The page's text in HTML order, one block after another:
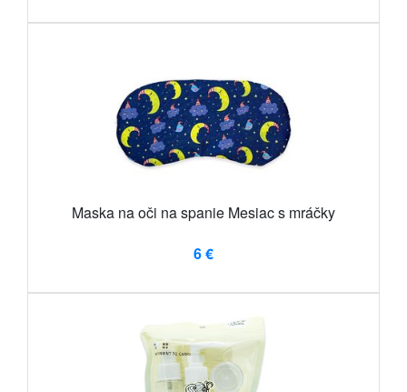
Maska na oči na spanie Mesiac s mráčky
6 €